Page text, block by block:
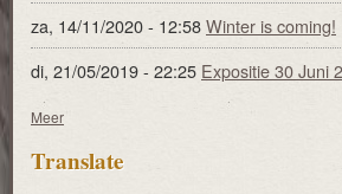
za, 14/11/2020 - 12:58Winter is coming!
di, 21/05/2019 - 22:25 Expositie 30 Juni
Meer
Translate